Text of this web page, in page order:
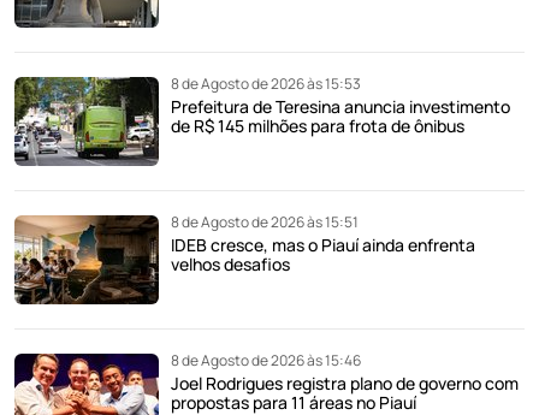
8 de Agosto de 2026 às 15:53
Prefeitura de Teresina anuncia investimento
de R$ 145 milhões para frota de ônibus
8 de Agosto de 2026 às 15:51
IDEB cresce, mas o Piauí ainda enfrenta
velhos desafios
8 de Agosto de 2026 às 15:46
Joel Rodrigues registra plano de governo com
propostas para 11 áreas no Piauí